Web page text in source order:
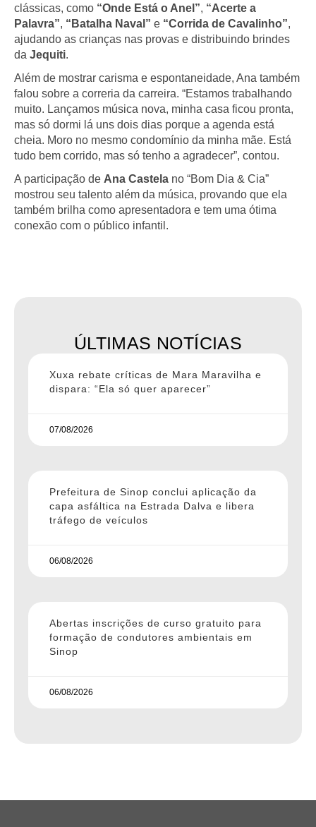
clássicas, como “Onde Está o Anel”, “Acerte a
Palavra”, “Batalha Naval” e “Corrida de Cavalinho”,
ajudando as crianças nas provas e distribuindo brindes
da Jequiti.
Além de mostrar carisma e espontaneidade, Ana também
falou sobre a correria da carreira. “Estamos trabalhando
muito. Lançamos música nova, minha casa ficou pronta,
mas só dormi lá uns dois dias porque a agenda está
cheia. Moro no mesmo condomínio da minha mãe. Está
tudo bem corrido, mas só tenho a agradecer”, contou.
A participação de Ana Castela no “Bom Dia & Cia”
mostrou seu talento além da música, provando que ela
também brilha como apresentadora e tem uma ótima
conexão com o público infantil.
ÚLTIMAS NOTÍCIAS
Xuxa rebate críticas de Mara Maravilha e
dispara: “Ela só quer aparecer”
07/08/2026
Prefeitura de Sinop conclui aplicação da
capa asfáltica na Estrada Dalva e libera
tráfego de veículos
06/08/2026
Abertas inscrições de curso gratuito para
formação de condutores ambientais em
Sinop
06/08/2026